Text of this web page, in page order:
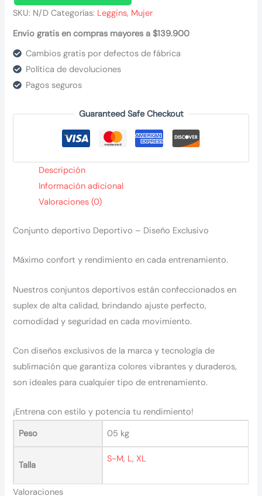
SKU: N/D Categorías: Leggins, Mujer
Envio gratis en compras mayores a $139.900
Cambios gratis por defectos de fábrica
Política de devoluciones
Pagos seguros
Guaranteed Safe Checkout
Descripción
Información adicional
Valoraciones (0)
Conjunto deportivo Deportivo – Diseño Exclusivo
Máximo confort y rendimiento en cada entrenamiento.
Nuestros conjuntos deportivos están confeccionados en
suplex de alta calidad, brindando ajuste perfecto,
comodidad y seguridad en cada movimiento.
Con diseños exclusivos de la marca y tecnología de
sublimación que garantiza colores vibrantes y duraderos,
son ideales para cualquier tipo de entrenamiento.
¡Entrena con estilo y potencia tu rendimiento!
Peso
05 kg
Talla
S-M, L, XL
Valoraciones